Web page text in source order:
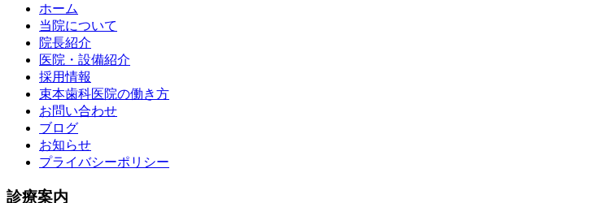
ホーム
当院について
院長紹介
医院・設備紹介
採用情報
束本歯科医院の働き方
お問い合わせ
ブログ
お知らせ
プライバシーポリシー
診療案内